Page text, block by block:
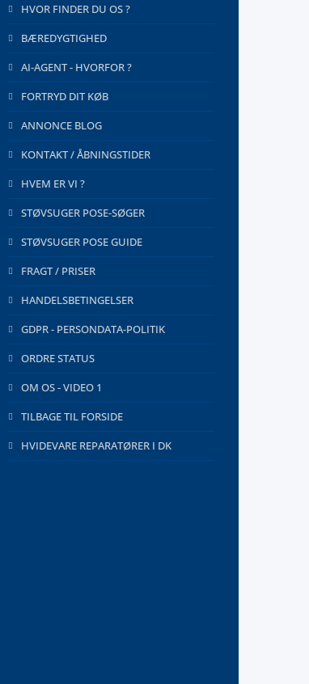
HVOR FINDER DU OS ?
BÆREDYGTIGHED
AI-AGENT - HVORFOR ?
FORTRYD DIT KØB
ANNONCE BLOG
KONTAKT / ÅBNINGSTIDER
HVEM ER VI ?
STØVSUGER POSE-SØGER
STØVSUGER POSE GUIDE
FRAGT / PRISER
HANDELSBETINGELSER
GDPR - PERSONDATA-POLITIK
ORDRE STATUS
OM OS - VIDEO 1
TILBAGE TIL FORSIDE
HVIDEVARE REPARATØRER I DK